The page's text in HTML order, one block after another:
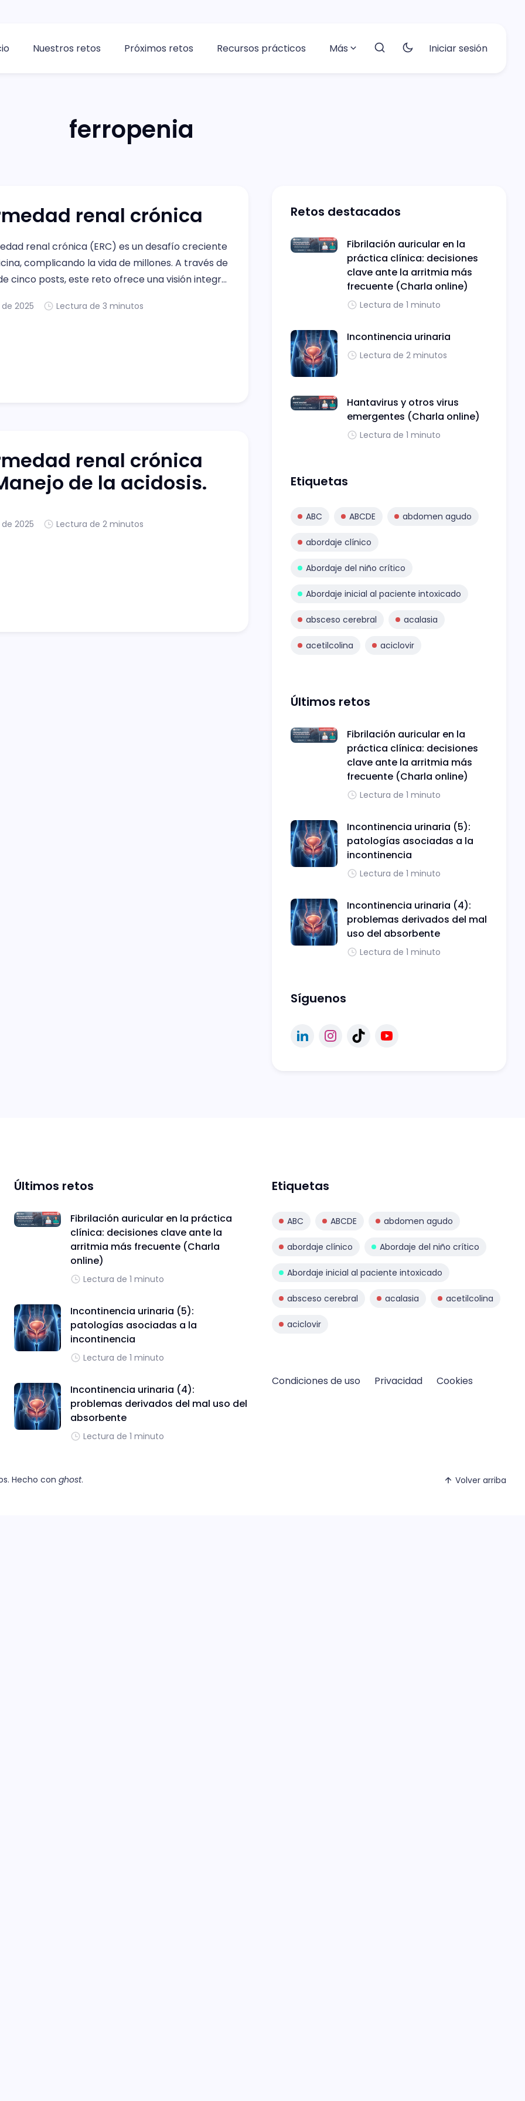
Nuestros retos Próximos retos Recursos prácticos Más Iniciar sesión
ferropenia
renal crónica
renal crónica (ERC) es un desafío creciente
complicando la vida de millones. A través de
cinco posts, este reto ofrece una visión integral
conocimientos esenciales para
de 2025 Lectura de 3 minutos
renal crónica
de la acidosis.
de 2025 Lectura de 2 minutos
Retos destacados
Fibrilación auricular en la
práctica clínica: decisiones
clave ante la arritmia más
frecuente (Charla online)
Lectura de 1 minuto
Incontinencia urinaria
Lectura de 2 minutos
Hantavirus y otros virus
emergentes (Charla online)
Lectura de 1 minuto
Etiquetas
ABC ABCDE abdomen agudo
abordaje clínico
Abordaje del niño crítico
Abordaje inicial al paciente intoxicado
absceso cerebral acalasia
acetilcolina aciclovir
Últimos retos
Fibrilación auricular en la
práctica clínica: decisiones
clave ante la arritmia más
frecuente (Charla online)
Lectura de 1 minuto
Incontinencia urinaria (5):
patologías asociadas a la
incontinencia
Lectura de 1 minuto
Incontinencia urinaria (4):
problemas derivados del mal
uso del absorbente
Lectura de 1 minuto
Síguenos
Últimos retos
Fibrilación auricular en la práctica
clínica: decisiones clave ante la
arritmia más frecuente (Charla
online)
Lectura de 1 minuto
Incontinencia urinaria (5):
patologías asociadas a la
incontinencia
Lectura de 1 minuto
Incontinencia urinaria (4):
problemas derivados del mal uso del
absorbente
Lectura de 1 minuto
Etiquetas
ABC ABCDE abdomen agudo
abordaje clínico Abordaje del niño crítico
Abordaje inicial al paciente intoxicado
absceso cerebral acalasia acetilcolina
aciclovir
Condiciones de uso Privacidad Cookies
Hecho con ghost. Volver arriba